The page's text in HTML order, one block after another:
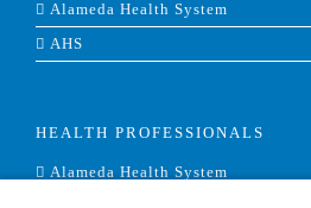
Alameda Health System
AHS
HEALTH PROFESSIONALS
Alameda Health System